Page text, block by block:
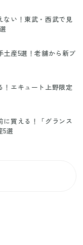
ない！東武・西武で見
土産5選！老舗から新ブ
！エキュート上野限定
に買える！「グランス
5選